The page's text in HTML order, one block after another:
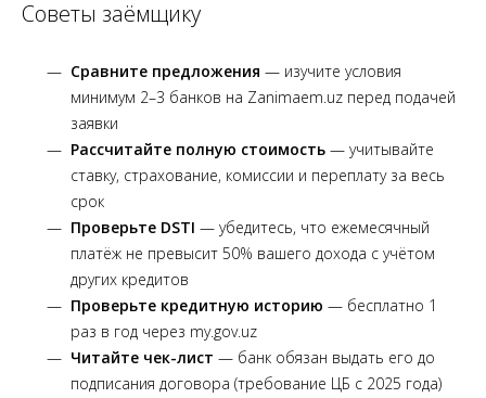
Советы заёмщику
Сравните предложения — изучите условия
минимум 2–3 банков на Zanimaem.uz перед подачей
заявки
Рассчитайте полную стоимость — учитывайте
ставку, страхование, комиссии и переплату за весь
срок
Проверьте DSTI — убедитесь, что ежемесячный
платёж не превысит 50% вашего дохода с учётом
других кредитов
Проверьте кредитную историю — бесплатно 1
раз в год через my.gov.uz
Читайте чек-лист — банк обязан выдать его до
подписания договора (требование ЦБ с 2025 года)